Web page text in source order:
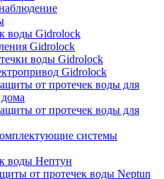
воды Gidrolock
Gidrolock
воды Gidrolock
Gidrolock
от протечек воды для
от протечек воды для
системы
воды Нептун
от протечек воды Neptun